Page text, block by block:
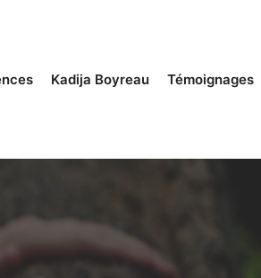
Kadija Boyreau Témoignages